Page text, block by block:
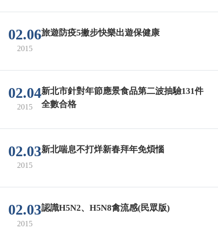
02.06
2015
旅遊防疫5撇步快樂出遊保健康
02.04
2015
新北市針對年節應景食品第二波抽驗131件
全數合格
02.03
2015
新北喘息不打烊新春拜年免煩惱
02.03
2015
認識H5N2、H5N8禽流感(民眾版)